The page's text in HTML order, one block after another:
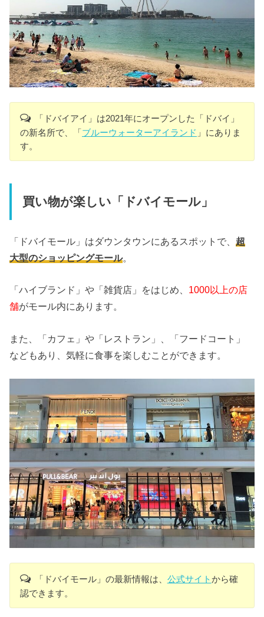
「ドバイアイ」は2021年にオープンした「ドバイ」
の新名所で、「 ブルーウォーターアイランド 」にありま
す。
買い物が楽しい「ドバイモール」
「ドバイモール」はダウンタウンにあるスポットで、超
大型のショッピングモール。
「ハイブランド」や「雑貨店」をはじめ、 1000以上の店
舗がモール内にあります。
また、「カフェ」や「レストラン」、「フードコート」
などもあり、気軽に食事を楽しむことができます。
「ドバイモール」の最新情報は、 公式サイトから確
認できます。